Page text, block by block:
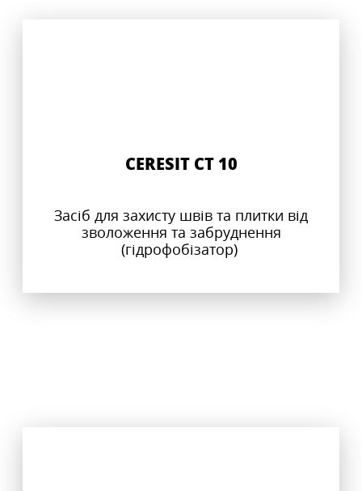
CERESIT CT 10
Засіб для захисту швів та плитки від
зволоження та забруднення
(гідрофобізатор)